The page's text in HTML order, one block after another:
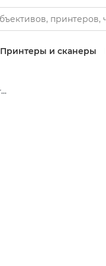
Принтеры и сканеры
High-Quality Large Format Printers for CAD/GIS and Stunning Graphics